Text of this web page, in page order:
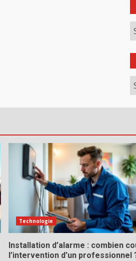
Technologie
Installation d’alarme : combien
l’intervention d’un professionnel